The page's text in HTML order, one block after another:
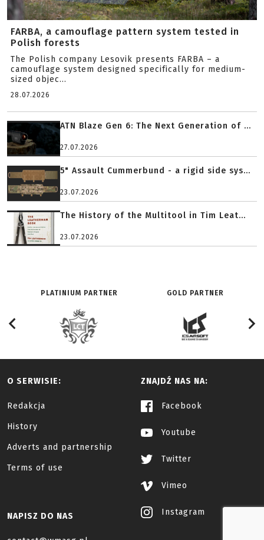
FARBA, a camouflage pattern system tested in
Polish forests
The Polish company Lesovik presents FARBA – a
camouflage system designed specifically for medium-
sized objec...
28.07.2026
ATN Blaze Gen 6: The Next Generation of ...
27.07.2026
5" Assault Cummerbund - a rigid side sys...
23.07.2026
The History of the Multitool in Tim Leat...
23.07.2026
PLATINIUM PARTNER GOLD PARTNER
O SERWISIE:
Redakcja
History
Adverts and partnership
Terms of use
ZNAJDŹ NAS NA:
Facebook
Youtube
Twitter
Vimeo
Instagram
NAPISZ DO NAS